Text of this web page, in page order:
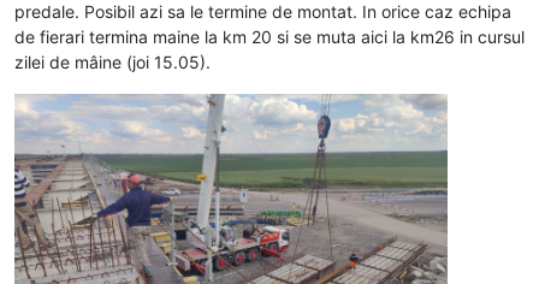
predale. Posibil azi sa le termine de montat. In orice caz echipa
de fierari termina maine la km 20 si se muta aici la km26 in cursul
zilei de mâine (joi 15.05).